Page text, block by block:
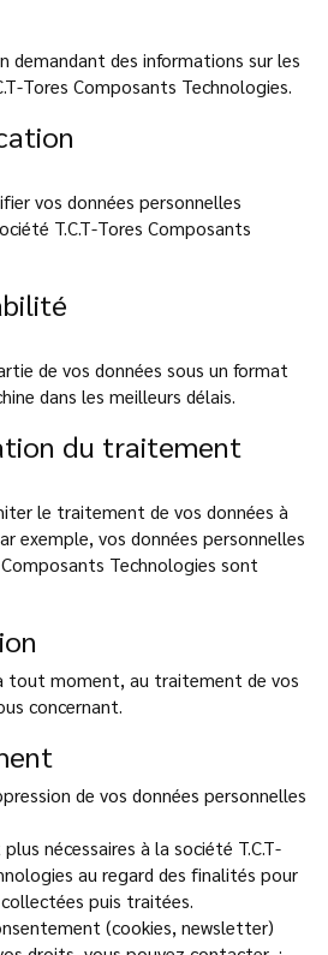
demandant des informations sur les
Tores Composants Technologies.
vos données personnelles
T.C.T-Tores Composants
de vos données sous un format
dans les meilleurs délais.
du traitement
le traitement de vos données à
exemple, vos données personnelles
Technologies sont
tout moment, au traitement de vos
concernant.
de vos données personnelles
nécessaires à la société T.C.T-
au regard des finalités pour
puis traitées.
(cookies, newsletter)